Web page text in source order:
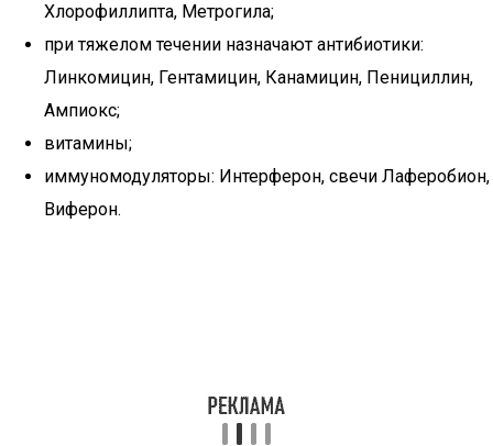
Хлорофиллипта, Метрогила;
при тяжелом течении назначают антибиотики:
Линкомицин, Гентамицин, Канамицин, Пенициллин,
Ампиокс;
витамины;
иммуномодуляторы: Интерферон, свечи Лаферобион,
Виферон.